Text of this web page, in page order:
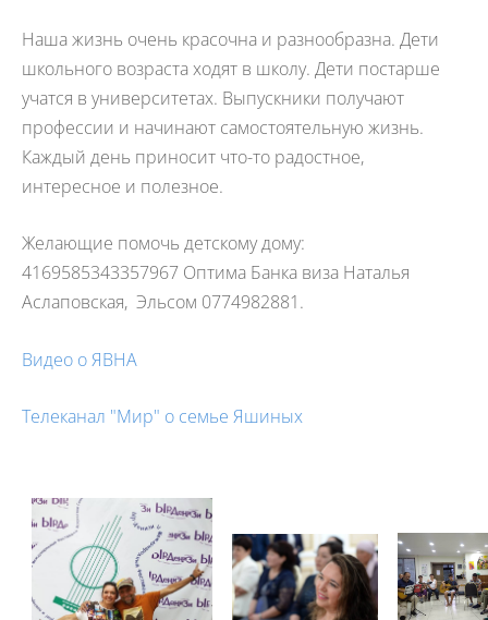
Наша жизнь очень красочна и разнообразна. Дети
школьного возраста ходят в школу. Дети постарше
учатся в университетах. Выпускники получают
профессии и начинают самостоятельную жизнь.
Каждый день приносит что-то радостное,
интересное и полезное.
Желающие помочь детскому дому:
4169585343357967 Оптима Банка виза Наталья
Аслаповская, Эльсом 0774982881.
Видео о ЯВНА
Телеканал "Мир" о семье Яшиных